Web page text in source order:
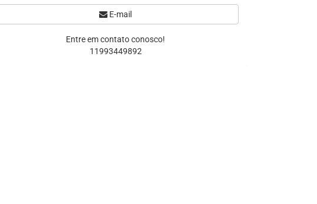
E-mail
Entre em contato conosco!
11993449892